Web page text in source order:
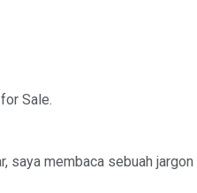
Sale.
membaca sebuah